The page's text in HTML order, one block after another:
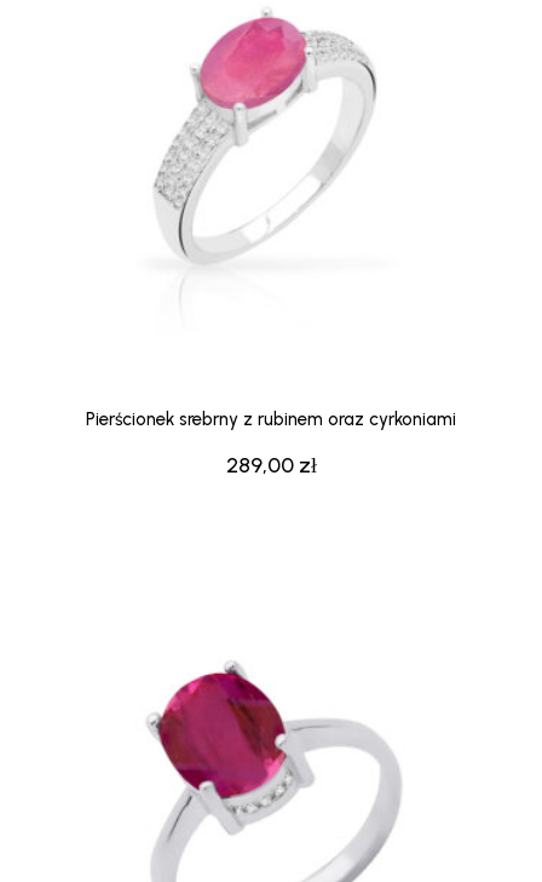
289,00 zł
Pierścionek srebrny z rubinem oraz cyrkoniami